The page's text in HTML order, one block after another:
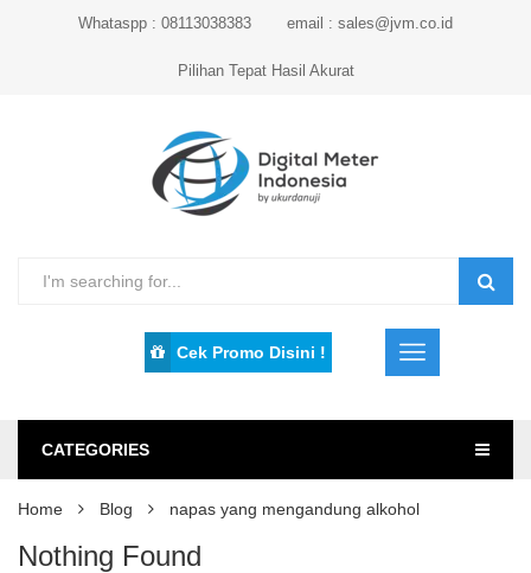
Whataspp : 08113038383 email : sales@jvm.co.id
Pilihan Tepat Hasil Akurat
Cek Promo Disini !
CATEGORIES
Home Blog napas yang mengandung alkohol
Nothing Found